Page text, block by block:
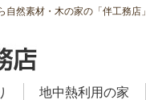
然素材・木の家の「伴工務店」
地中熱利用の家